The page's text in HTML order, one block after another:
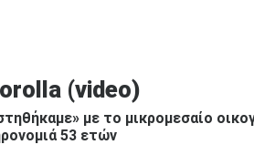
(video)
με το μικρομεσαίο
53 ετών